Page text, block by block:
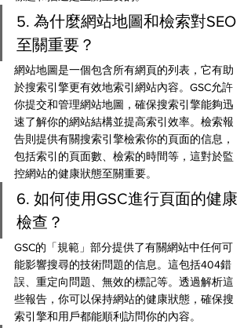
5. 為什麼網站地圖和檢索對SEO
至關重要？
網站地圖是一個包含所有網頁的列表，它有助
於搜索引擎更有效地索引網站內容。GSC允許
你提交和管理網站地圖，確保搜索引擎能夠迅
速了解你的網站結構並提高索引效率。檢索報
告則提供有關搜索引擎檢索你的頁面的信息，
包括索引的頁面數、檢索的時間等，這對於監
控網站的健康狀態至關重要。
6. 如何使用GSC進行頁面的健康
檢查？
GSC的「規範」部分提供了有關網站中任何可
能影響搜尋的技術問題的信息。這包括404錯
誤、重定向問題、無效的標記等。透過解析這
些報告，你可以保持網站的健康狀態，確保搜
索引擎和用戶都能順利訪問你的內容。